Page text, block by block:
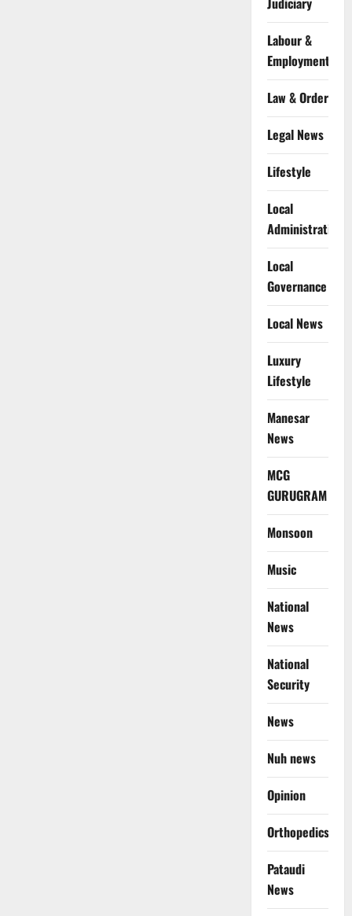
Labour &
Employment
Law & Order
Legal News
Lifestyle
Local
Administration
Local
Governance
Local News
Luxury
Lifestyle
Manesar
News
MCG
GURUGRAM
Monsoon
Music
National
News
National
Security
News
Nuh news
Opinion
Orthopedics
Pataudi
News